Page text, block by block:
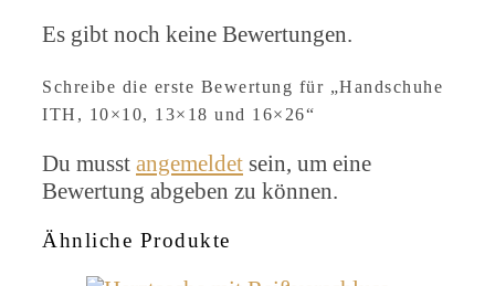
Es gibt noch keine Bewertungen.
Schreibe die erste Bewertung für „Handschuhe
ITH, 10×10, 13×18 und 16×26“
Du musst angemeldet sein, um eine
Bewertung abgeben zu können.
Ähnliche Produkte